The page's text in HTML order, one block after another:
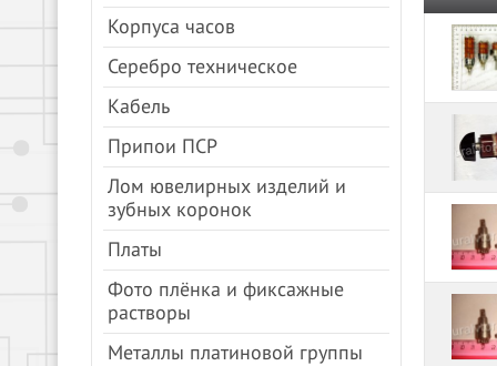
Корпуса часов
Серебро техническое
Кабель
Припои ПСР
Лом ювелирных изделий и
зубных коронок
Платы
Фото плёнка и фиксажные
растворы
Металлы платиновой группы